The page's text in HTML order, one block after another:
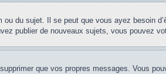
du sujet. Il se peut que vous ayez besoin
publier de nouveaux sujets, vous pouvez
que vos propres messages. Vous